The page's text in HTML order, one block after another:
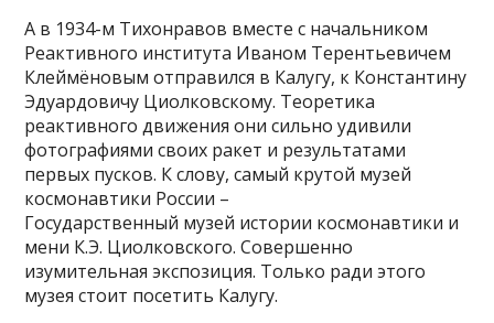
А в 1934-м Тихонравов вместе с начальником
Реактивного института Иваном Терентьевичем
Клеймёновым отправился в Калугу, к Константину
Эдуардовичу Циолковскому. Теоретика
реактивного движения они сильно удивили
фотографиями своих ракет и результатами
первых пусков. К слову, самый крутой музей
космонавтики России –
Государственный музей истории космонавтики и
мени К.Э. Циолковского. Совершенно
изумительная экспозиция. Только ради этого
музея стоит посетить Калугу.